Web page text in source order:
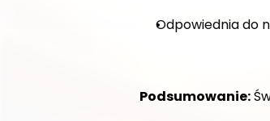
Odpowiednia do
Podsumowanie: